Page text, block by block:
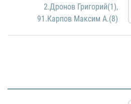
2.Дронов Григорий(1),
91.Карпов Максим А.(8)